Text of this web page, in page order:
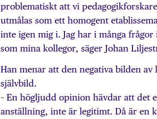
problematiskt att vi
utmålas som ett homogent
inte igen mig i. Jag har i många
som mina kollegor, säger Johan
Han menar att den negativa bilden
självbild.
– En högljudd opinion hävdar att det
anställning, inte är legitimt. Då är en